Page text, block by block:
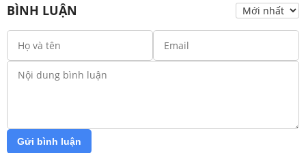
BÌNH LUẬN
Gửi bình luận